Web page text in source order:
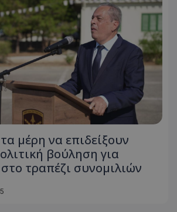
μέρη να επιδείξουν
βούληση για
τραπέζι συνομιλιών
Προμηθευτής/Πεδίο
.lifenewscy.tothemaonline.com
Microsoft Corporation